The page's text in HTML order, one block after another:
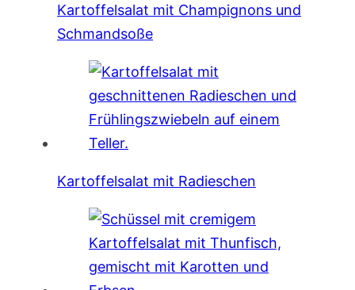
Kartoffelsalat mit Champignons und
Schmandsoße
Kartoffelsalat mit Radieschen